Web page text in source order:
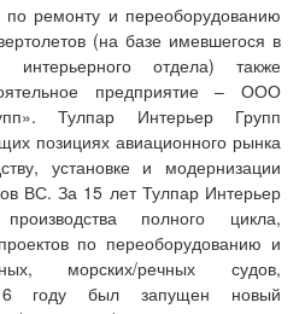
ремонту и переоборудованию
(на базе имевшегося в
интерьерного отдела) также
предприятие – ООО
Тулпар Интерьер Групп
позициях авиационного рынка
установке и модернизации
ВС. За 15 лет Тулпар Интерьер
полного цикла,
по переоборудованию и
морских/речных судов,
году был запущен новый